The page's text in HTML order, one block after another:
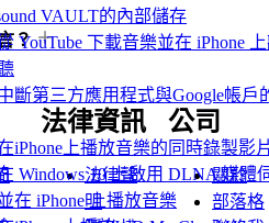
VAULT的內部儲存
YouTube 下載音樂並在 iPhone
斷第三方應用程式與Google帳戶
iPhone上播放音樂的同時錄製影
Windows 10 上啟用 DLNA 媒體
在 iPhone 上播放音樂
？
法律資訊
法律聲
明
公司
關於
部落格